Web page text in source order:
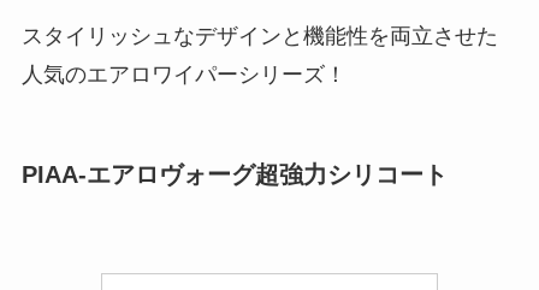
スタイリッシュなデザインと機能性を両立させた
人気のエアロワイパーシリーズ！
PIAA-エアロヴォーグ超強力シリコート